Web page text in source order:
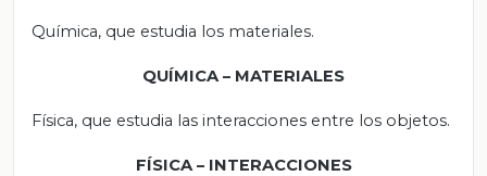
Química, que estudia los materiales.
QUÍMICA – MATERIALES
Física, que estudia las interacciones entre los objetos.
FÍSICA – INTERACCIONES